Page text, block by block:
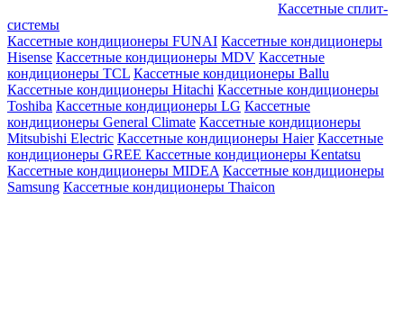
Кассетные сплит-
системы
Кассетные кондиционеры FUNAI Кассетные кондиционеры
Hisense Кассетные кондиционеры MDV Кассетные
кондиционеры TCL Кассетные кондиционеры Ballu
Кассетные кондиционеры Hitachi Кассетные кондиционеры
Toshiba Кассетные кондиционеры LG Кассетные
кондиционеры General Climate Кассетные кондиционеры
Mitsubishi Electric Кассетные кондиционеры Haier Кассетные
кондиционеры GREE Кассетные кондиционеры Kentatsu
Кассетные кондиционеры MIDEA Кассетные кондиционеры
Samsung Кассетные кондиционеры Thaicon